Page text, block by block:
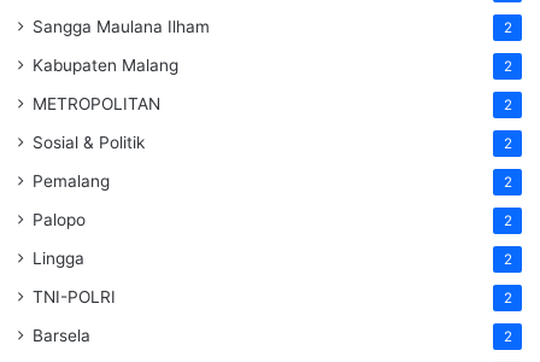
Sangga Maulana Ilham 2
Kabupaten Malang 2
METROPOLITAN 2
Sosial & Politik 2
Pemalang 2
Palopo 2
Lingga 2
TNI-POLRI 2
Barsela 2